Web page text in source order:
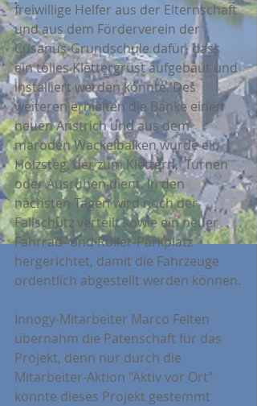
freiwillige Helfer aus der Elternschaft
und aus dem Förderverein der
Cusanus-Grundschule dafür, dass
ein tolles Klettergrüst aufgebaut und
installiert werden konnte. Des
weiteren erhielten die Bänke einen
neuen Anstrich und aus dem
maroden Wackelbalken wurde ein
Holzsteg, der zum Klettern,  Turnen
oder Ausruhen dient. In den
nächsten Tagen wird noch der
Fallschutz verteilt sowie ein neuer
Fahrrad- und Roller-Parkplatz
hergerichtet, damit die Fahrzeuge
ordentlich abgestellt werden können.
Innogy-Mitarbeiter Marco Felten
übernahm die Patenschaft für das
Projekt, denn nur durch die
Mitarbeiter-Aktion "Aktiv vor Ort"
konnte dieses Projekt gestemmt